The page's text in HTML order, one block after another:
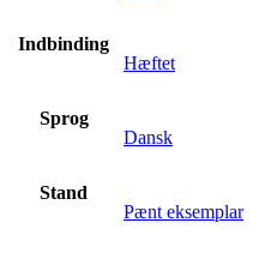
Indbinding
Hæftet
Sprog
Dansk
Stand
Pænt eksemplar